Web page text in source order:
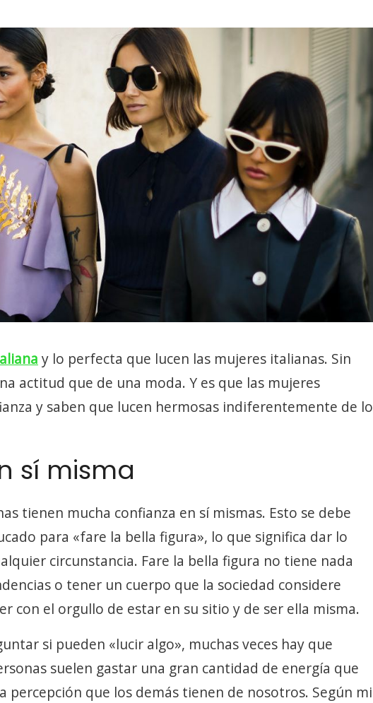
y lo perfecta que lucen las mujeres italianas. Sin
actitud que de una moda. Y es que las mujeres
y saben que lucen hermosas indiferentemente de lo
sí misma
tienen mucha confianza en sí mismas. Esto se debe
para «fare la bella figura», lo que significa dar lo
circunstancia. Fare la bella figura no tiene nada
o tener un cuerpo que la sociedad considere
con el orgullo de estar en su sitio y de ser ella misma.
si pueden «lucir algo», muchas veces hay que
suelen gastar una gran cantidad de energía que
percepción que los demás tienen de nosotros. Según mi